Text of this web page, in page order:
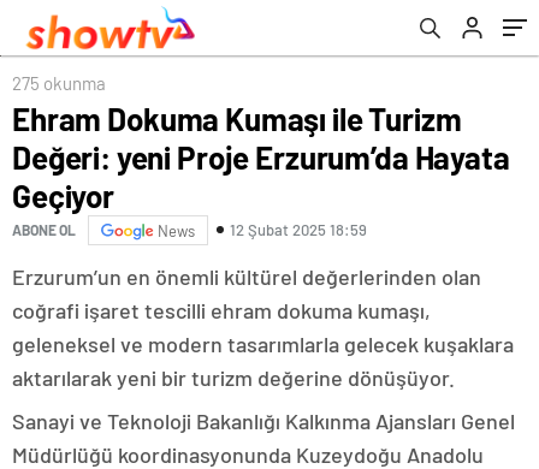
275 okunma
Ehram Dokuma Kumaşı ile Turizm
Değeri: yeni Proje Erzurum’da Hayata
Geçiyor
ABONE OL News 12 Şubat 2025 18:59
Erzurum’un en önemli kültürel değerlerinden olan
coğrafi işaret tescilli ehram dokuma kumaşı,
geleneksel ve modern tasarımlarla gelecek kuşaklara
aktarılarak yeni bir turizm değerine dönüşüyor.
Sanayi ve Teknoloji Bakanlığı Kalkınma Ajansları Genel
Müdürlüğü koordinasyonunda Kuzeydoğu Anadolu